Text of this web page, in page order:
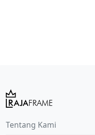
Tentang Kami